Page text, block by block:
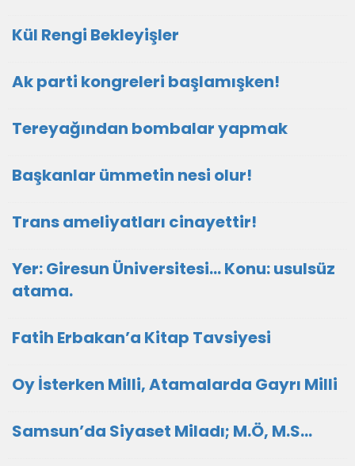
Kül Rengi Bekleyişler
Ak parti kongreleri başlamışken!
Tereyağından bombalar yapmak
Başkanlar ümmetin nesi olur!
Trans ameliyatları cinayettir!
Yer: Giresun Üniversitesi… Konu: usulsüz
atama.
Fatih Erbakan’a Kitap Tavsiyesi
Oy İsterken Milli, Atamalarda Gayrı Milli
Samsun’da Siyaset Miladı; M.Ö, M.S…